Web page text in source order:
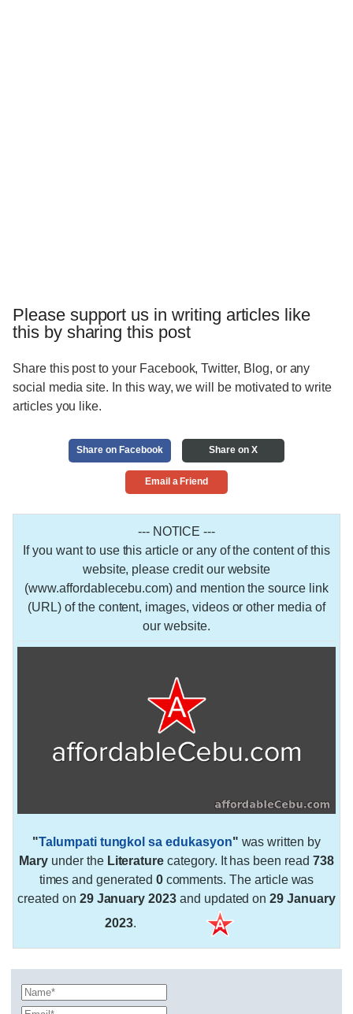
Please support us in writing articles like
this by sharing this post
Share this post to your Facebook, Twitter, Blog, or any
social media site. In this way, we will be motivated to write
articles you like.
Share on Facebook Share on X
Email a Friend
--- NOTICE ---
If you want to use this article or any of the content of this
website, please credit our website
(www.affordablecebu.com) and mention the source link
(URL) of the content, images, videos or other media of
our website.
"Talumpati tungkol sa edukasyon" was written by
Mary under the Literature category. It has been read 738
times and generated 0comments. The article was
created on 29 January 2023 and updated on29 January
2023.